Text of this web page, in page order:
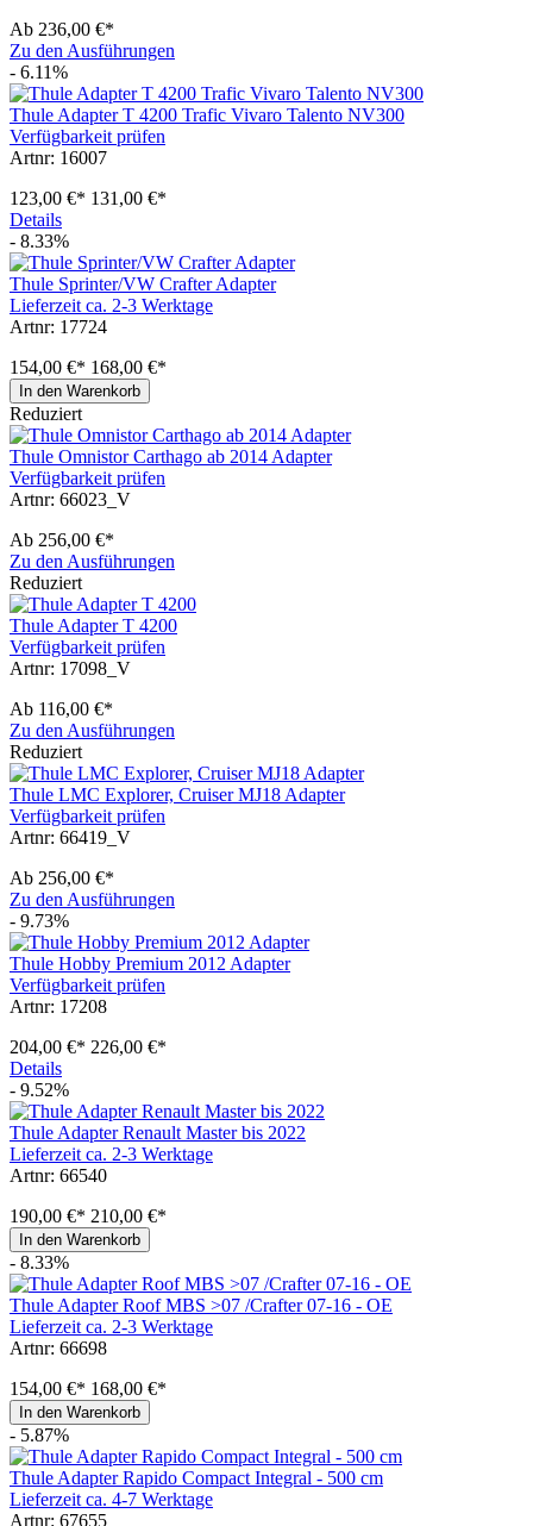
Ab 236,00 €*
Zu den Ausführungen
- 6.11%
Thule Adapter T 4200 Trafic Vivaro Talento NV300
Verfügbarkeit prüfen
Artnr: 16007
123,00 €* 131,00 €*
Details
- 8.33%
Thule Sprinter/VW Crafter Adapter
Lieferzeit ca. 2-3 Werktage
Artnr: 17724
154,00 €* 168,00 €*
In den Warenkorb
Reduziert
Thule Omnistor Carthago ab 2014 Adapter
Verfügbarkeit prüfen
Artnr: 66023_V
Ab 256,00 €*
Zu den Ausführungen
Reduziert
Thule Adapter T 4200
Verfügbarkeit prüfen
Artnr: 17098_V
Ab 116,00 €*
Zu den Ausführungen
Reduziert
Thule LMC Explorer, Cruiser MJ18 Adapter
Verfügbarkeit prüfen
Artnr: 66419_V
Ab 256,00 €*
Zu den Ausführungen
- 9.73%
Thule Hobby Premium 2012 Adapter
Verfügbarkeit prüfen
Artnr: 17208
204,00 €* 226,00 €*
Details
- 9.52%
Thule Adapter Renault Master bis 2022
Lieferzeit ca. 2-3 Werktage
Artnr: 66540
190,00 €* 210,00 €*
In den Warenkorb
- 8.33%
Thule Adapter Roof MBS >07 /Crafter 07-16 - OE
Lieferzeit ca. 2-3 Werktage
Artnr: 66698
154,00 €* 168,00 €*
In den Warenkorb
- 5.87%
Thule Adapter Rapido Compact Integral - 500 cm
Lieferzeit ca. 4-7 Werktage
Artnr: 67655